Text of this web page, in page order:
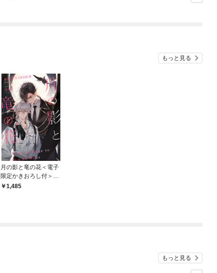
もっと見る
月の影と竜の花＜電子
限定かきおろし付＞
【イラスト入り】
1,485
もっと見る